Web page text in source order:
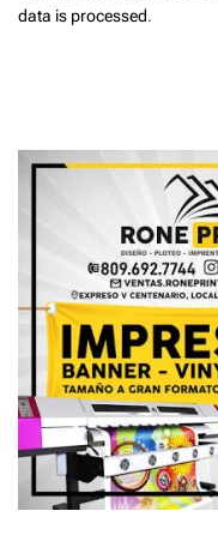
data is processed.